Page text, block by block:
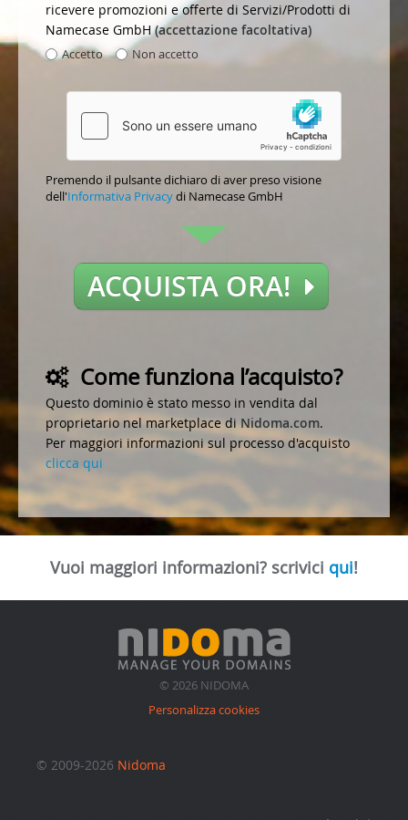
ricevere promozioni e offerte di Servizi/Prodotti di
Namecase GmbH(accettazione facoltativa)
Accetto Non accetto
Premendo il pulsante dichiaro di aver preso visione
dell'Informativa Privacydi Namecase GmbH
ACQUISTA ORA!
Come funziona l’acquisto?
Questo dominio è stato messo in vendita dal
proprietario nel marketplace diNidoma.com.
Per maggiori informazioni sul processo d'acquisto
clicca qui
Vuoi maggiori informazioni? scrivici qui!
© 2026 NIDOMA
Personalizza cookies
© 2009-2026 Nidoma